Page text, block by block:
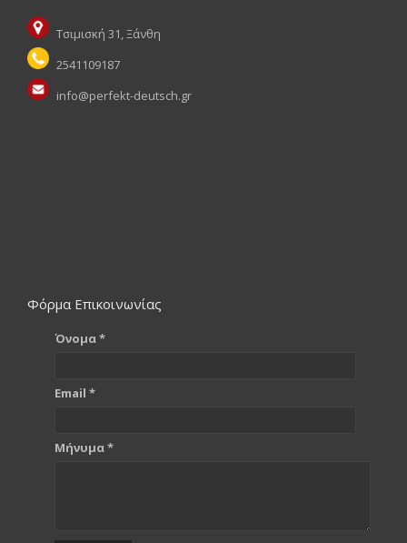
Τσιμισκή 31, Ξάνθη
2541109187
info@perfekt-deutsch.gr
Φόρμα Επικοινωνίας
Όνομα *
Email *
Μήνυμα *